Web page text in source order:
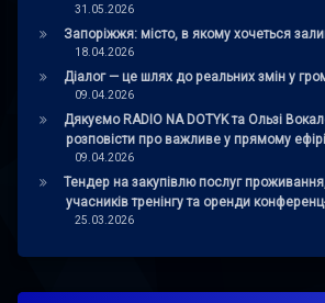
31.05.2026
Запоріжжя: місто, в якому хочеться
18.04.2026
Діалог — це шлях до реальних змін у
09.04.2026
Дякуємо RADIO NA DOTYK та Ользі
розповісти про важливе у прямому
09.04.2026
Тендер на закупівлю послуг
учасників тренінгу та оренди
25.03.2026